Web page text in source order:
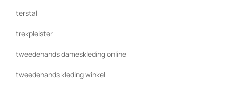
terstal
trekpleister
tweedehands dameskleding online
tweedehands kleding winkel